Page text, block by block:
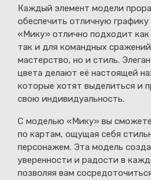
Каждый элемент модели
обеспечить отличную графику
«Мику» отлично подходит
так и для командных
мастерство, но и стиль.
цвета делают её настоящей
которые хотят выделиться и
свою индивидуальность.
С моделью «Мику» вы сможете
по картам, ощущая себя
персонажем. Эта модель
уверенности и радости в
позволяя вам